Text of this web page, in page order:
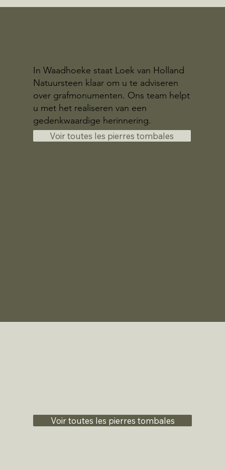
In Waadhoeke staat Loek van Holland
Natuursteen klaar om u te adviseren
over grafmonumenten. Ons team helpt
u met het realiseren van een
gedenkwaardige herinnering.
Voir toutes les pierres tombales
Voir toutes les pierres tombales